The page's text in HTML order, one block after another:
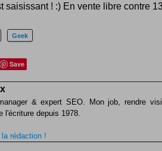
saisissant ! :) En vente libre contre
Geek
Save
& expert SEO. Mon job, rendre
l'écriture depuis 1978.
la rédaction !